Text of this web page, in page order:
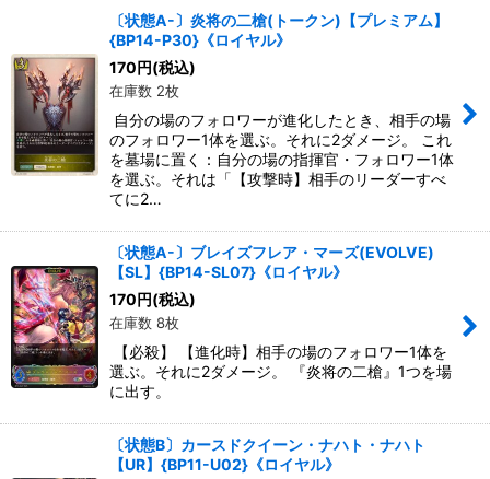
〔状態A-〕炎将の二槍(トークン)【プレミアム】
{BP14-P30}《ロイヤル》
170円(税込)
在庫数 2枚
自分の場のフォロワーが進化したとき、相手の場
のフォロワー1体を選ぶ。それに2ダメージ。 これ
を墓場に置く：自分の場の指揮官・フォロワー1体
を選ぶ。それは「【攻撃時】相手のリーダーすべ
てに2…
〔状態A-〕ブレイズフレア・マーズ(EVOLVE)
【SL】{BP14-SL07}《ロイヤル》
170円(税込)
在庫数 8枚
【必殺】 【進化時】相手の場のフォロワー1体を
選ぶ。それに2ダメージ。 『炎将の二槍』1つを場
に出す。
〔状態B〕カースドクイーン・ナハト・ナハト
【UR】{BP11-U02}《ロイヤル》